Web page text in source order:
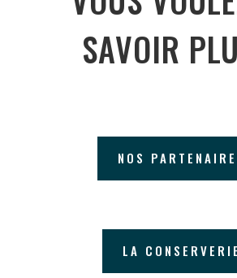
SAVOIR
NOS
LA CONSERVERIE